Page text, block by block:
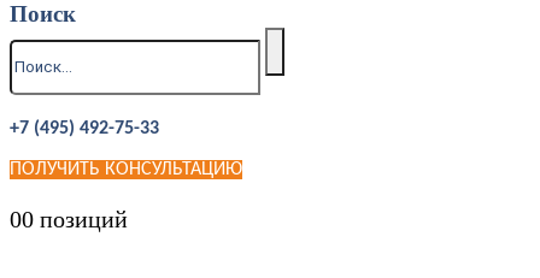
Поиск
+7 (495) 492-75-33
ПОЛУЧИТЬ КОНСУЛЬТАЦИЮ
00 позиций